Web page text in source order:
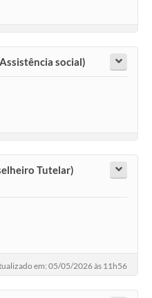
social)
Tutelar)
em: 05/05/2026 às 11h56